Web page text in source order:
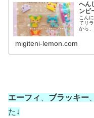
へん
ンビ
こん
てリ
から
migiteni-lemon.com
エーフィ ブラッキー
た↓